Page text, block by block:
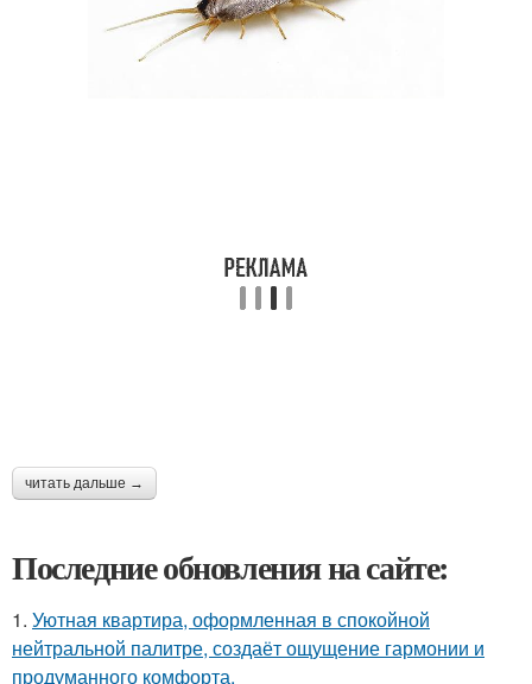
читать дальше →
Последние обновления на сайте:
1. Уютная квартира, оформленная в спокойной
нейтральной палитре, создаёт ощущение гармонии и
продуманного комфорта.